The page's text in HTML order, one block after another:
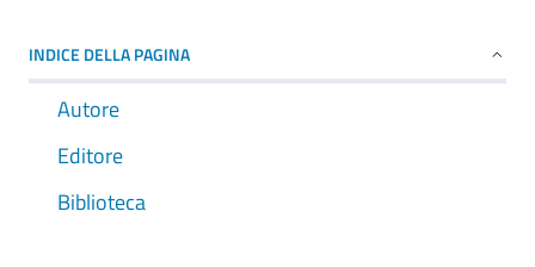
INDICE DELLA PAGINA
Autore
Editore
Biblioteca